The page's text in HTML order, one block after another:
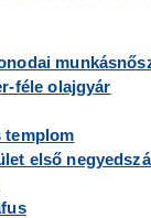
féle olajgyár
templom
első